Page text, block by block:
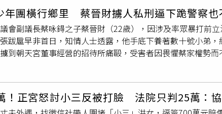
綁在電線杆上，用沖天炮朝其轟炸，還曾強擄藝閣3名工作
待所拉K吸毒。知情人士透露，蔡晉財打人吸毒、沾賭涉詐
一名17歲未成年人而遭判刑6個月，在北港種種犯罪行為則
動態，他所穿上衣與行兇的白衣惡煞同款。（圖／翻攝蔡
，或是要被害人和解。」知情人士表示，蔡晉財在行兇後
，有被害人試圖報案，卻仍被警方強壓下來，被害人只能「
承認是「自己的錯」。「高層都在跟他媽媽唱歌，要指望誰
深入北港分局上下，何漢釗還曾與黃美蘭一起到KTV歡唱，
年團橫行鄉里 蔡晉財擄人私刑逼下跪警察也
會副議長蔡咏鍀之子蔡晉財（22歲），因涉及率眾暴打前
跋扈早非首日，知情人士透露，他手底下養著數十號小弟
到朝天宮董事經營的招待所痛毆，受害者因畏懼蔡家權勢
。蔡晉財（左2）父親是雲林副議長蔡咏鍀（左3），媽媽
蔡春綢（右2），家族勢力可說是「喊水會結凍」。（圖／翻
在當地可謂黑白通吃、「喊水會結凍」，姑姑是民眾黨立委
黃美蘭獨子，自幼深得母親疼愛，他年紀輕輕且沒有正式工
！正宮怒討小三反被打臉 法院只判25萬：